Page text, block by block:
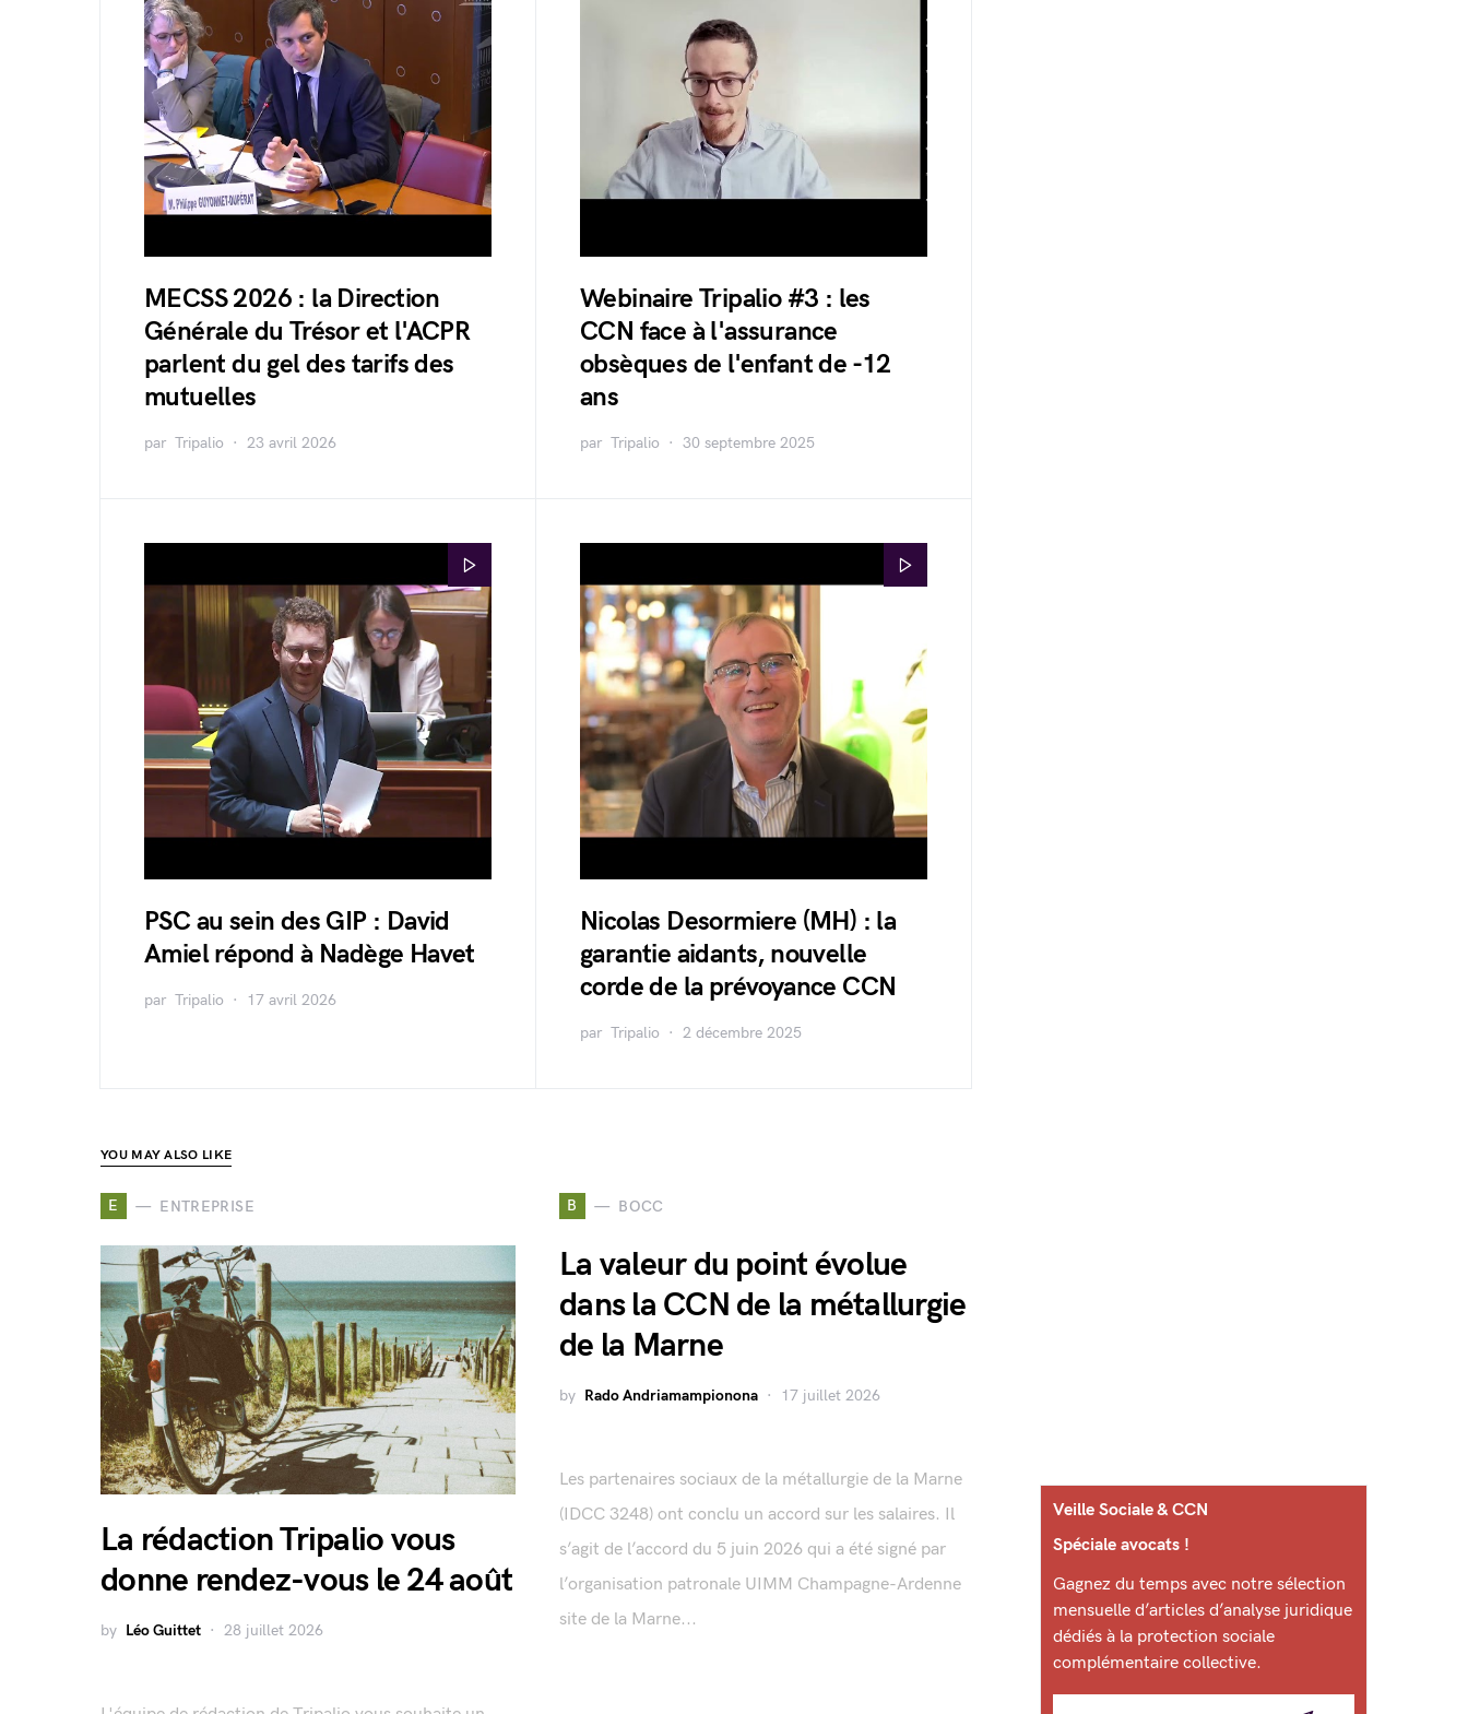
MECSS 2026 : la Direction
Générale du Trésor et l'ACPR
parlent du gel des tarifs des
mutuelles
par Tripalio 23 avril 2026
Webinaire Tripalio #3 : les
CCN face à l'assurance
obsèques de l'enfant de -12
ans
par Tripalio 30 septembre 2025
PSC au sein des GIP : David
Amiel répond à Nadège Havet
par Tripalio 17 avril 2026
Nicolas Desormiere (MH) : la
garantie aidants, nouvelle
corde de la prévoyance CCN
par Tripalio 2 décembre 2025
YOU MAY ALSO LIKE
E ENTREPRISE
La rédaction Tripalio vous
donne rendez-vous le 24 août
by Léo Guittet 28 juillet 2026
B BOCC
La valeur du point évolue
dans la CCN de la métallurgie
de la Marne
by Rado Andriamampionona 17 juillet 2026
Les partenaires sociaux de la métallurgie de la Marne
(IDCC 3248) ont conclu un accord sur les salaires. Il
s’agit de l’accord du 5 juin 2026 qui a été signé par
l’organisation patronale UIMM Champagne-Ardenne
site de la Marne...
Veille Sociale & CCN
Spéciale avocats !
Gagnez du temps avec notre sélection
mensuelle d’articles d’analyse juridique
dédiés à la protection sociale
complémentaire collective.